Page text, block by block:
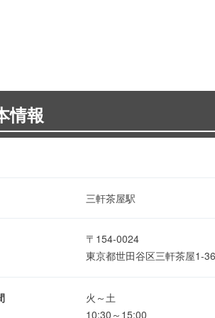
情報
三軒茶屋駅
〒154-0024
東京都世田谷区三軒茶屋1-
火～土
10:30～15:00